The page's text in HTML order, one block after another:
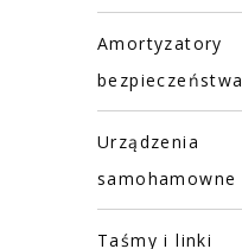
Amortyzatory
bezpieczeństwa
Urządzenia
samohamowne
Taśmy i linki